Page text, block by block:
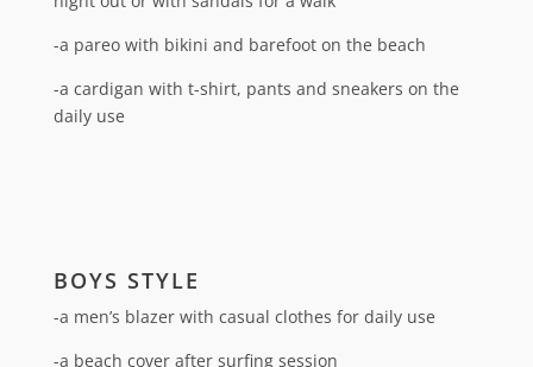
-a pareo with bikini and barefoot on the beach
-a cardigan with t-shirt, pants and sneakers on the
daily use
BOYS STYLE
-a men’s blazer with casual clothes for daily use
-a beach cover after surfing session